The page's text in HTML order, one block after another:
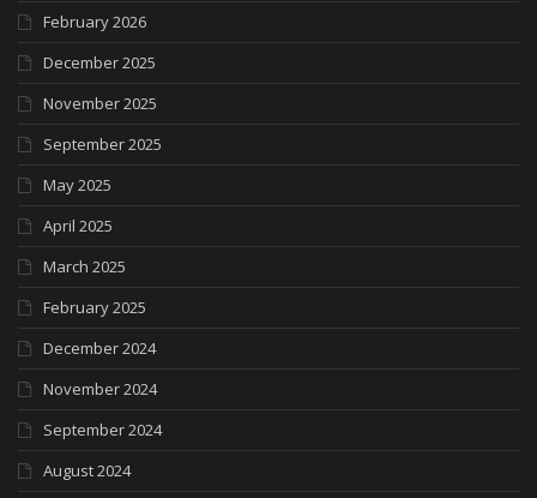
February 2026
December 2025
November 2025
September 2025
May 2025
April 2025
March 2025
February 2025
December 2024
November 2024
September 2024
August 2024